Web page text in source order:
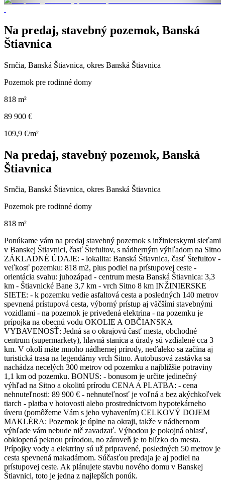
Na predaj, stavebný pozemok, Banská
Štiavnica
Srnčia, Banská Štiavnica, okres Banská Štiavnica
Pozemok pre rodinné domy
818 m²
89 900 €
109,9 €/m²
Na predaj, stavebný pozemok, Banská
Štiavnica
Srnčia, Banská Štiavnica, okres Banská Štiavnica
Pozemok pre rodinné domy
818 m²
Ponúkame vám na predaj stavebný pozemok s inžinierskymi sieťami
v Banskej Štiavnici, časť Štefultov, s nádherným výhľadom na Sitno
ZÁKLADNÉ ÚDAJE: - lokalita: Banská Štiavnica, časť Štefultov -
veľkosť pozemku: 818 m2, plus podiel na prístupovej ceste -
orientácia svahu: juhozápad - centrum mesta Banská Štiavnica: 3,3
km - Štiavnické Bane 3,7 km - vrch Sitno 8 km INŽINIERSKE
SIETE: - k pozemku vedie asfaltová cesta a posledných 140 metrov
spevnená prístupová cesta, výborný prístup aj väčšími stavebnými
vozidlami - na pozemok je privedená elektrina - na pozemku je
prípojka na obecnú vodu OKOLIE A OBČIANSKA
VYBAVENOSŤ: Jedná sa o okrajovú časť mesta, obchodné
centrum (supermarkety), hlavná stanica a úrady sú vzdialené cca 3
km. V okolí máte mnoho nádhernej prírody, neďaleko sa začína aj
turistická trasa na legendárny vrch Sitno. Autobusová zastávka sa
nachádza necelých 300 metrov od pozemku a najbližšie potraviny
1,1 km od pozemku. BONUS: - bonusom je určite jedinečný
výhľad na Sitno a okolitú prírodu CENA A PLATBA: - cena
nehnuteľnosti: 89 900 € - nehnuteľnosť je voľná a bez akýchkoľvek
tiarch - platba v hotovosti alebo prostredníctvom hypotekárneho
úveru (pomôžeme Vám s jeho vybavením) CELKOVÝ DOJEM
MAKLÉRA: Pozemok je úplne na okraji, takže v nádhernom
výhľade vám nebude nič zavadzať. Výhodou je pokojná oblasť,
obklopená peknou prírodou, no zároveň je to blízko do mesta.
Prípojky vody a elektriny sú už pripravené, posledných 50 metrov je
cesta spevnená makadámom. Súčasťou predaja je aj podiel na
prístupovej ceste. Ak plánujete stavbu nového domu v Banskej
Štiavnici, toto je jedna z najlepších ponúk.